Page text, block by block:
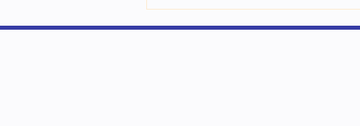
དངོས་ཁམས་ཚན་རིག་གི་རྒྱུགས་སྤྲོད་